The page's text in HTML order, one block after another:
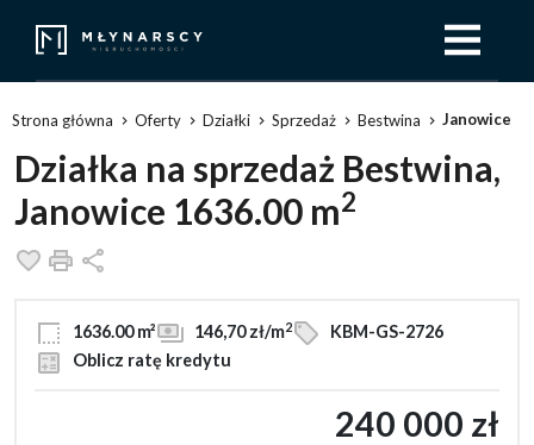
Strona główna Oferty Działki Sprzedaż Bestwina Janowice
Działka na sprzedaż Bestwina,
Janowice 1636.00 m2
Dodaj do ulubionych
Drukuj
1636.00 m² 146,70 zł/m2
KBM-GS-2726
Oblicz ratę kredytu
240 000 zł